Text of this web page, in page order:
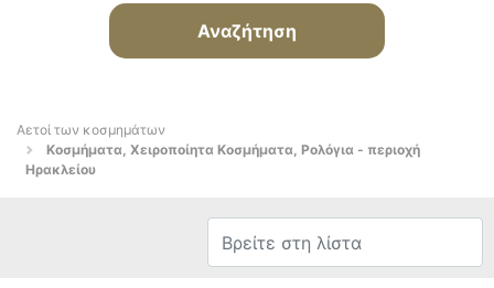
Αναζήτηση
Αετοί των κοσμημάτων
Κοσμήματα, Χειροποίητα Κοσμήματα, Ρολόγια - περιοχή
Ηρακλείου